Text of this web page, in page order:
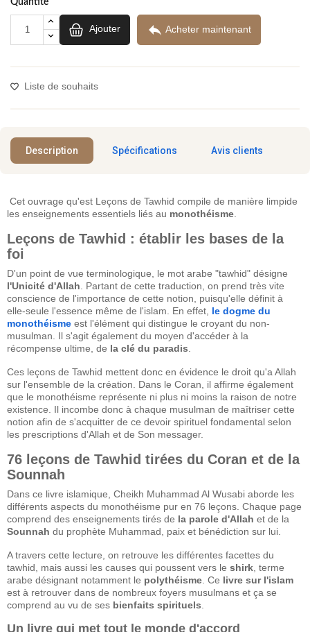
Ajouter  Acheter maintenant
Liste de souhaits
Description Spécifications Avis clients
Cet ouvrage qu'est Leçons de Tawhid compile de manière limpide
les enseignements essentiels liés au monothéisme
Leçons de Tawhid : établir les bases de la
foi
D'un point de vue terminologique, le mot arabe "tawhid" désigne
l'Unicité d'Allah . Partant de cette traduction, on prend très vite
conscience de l'importance de cette notion, puisqu'elle définit à
elle-seule l'essence même de l'islam. En effet, le dogme du
monothéisme est l'élément qui distingue le croyant du non-
musulman. Il s'agit également du moyen d'accéder à la
récompense ultime, de la clé du paradis
Ces leçons de Tawhid mettent donc en évidence le droit qu'a Allah
sur l'ensemble de la création. Dans le Coran, il affirme également
que le monothéisme représente ni plus ni moins la raison de notre
existence. Il incombe donc à chaque musulman de maîtriser cette
notion afin de s'acquitter de ce devoir spirituel fondamental selon
les prescriptions d'Allah et de Son messager.
76 leçons de Tawhid tirées du Coran et de la
Sounnah
Dans ce livre islamique, Cheikh Muhammad Al Wusabi aborde les
différents aspects du monothéisme pur en 76 leçons. Chaque page
comprend des enseignements tirés de la parole d'Allah et de la
Sounnah du prophète Muhammad, paix et bénédiction sur lui.
A travers cette lecture, on retrouve les différentes facettes du
tawhid, mais aussi les causes qui poussent vers le shirk , terme
arabe désignant notamment le polythéisme . Ce livre sur l'islam
est à retrouver dans de nombreux foyers musulmans et ça se
comprend au vu de ses bienfaits spirituels
Un livre qui met tout le monde d'accord